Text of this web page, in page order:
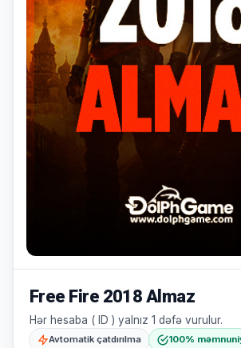
yoxdur.
Hamısına
bax
Səbətiniz
boşdur
Sevdiyiniz
məhsulları
Free Fire 2018 Almaz
Hər hesaba ( ID ) yalnız 1 dəfə vurulur.
Avtomatik çatdırılma
100%